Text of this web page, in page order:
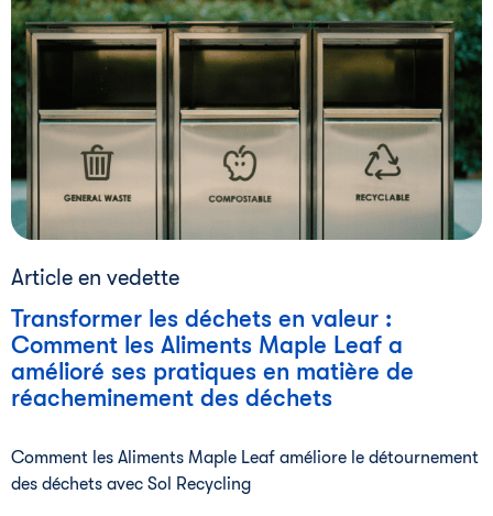
Article en vedette
Transformer les déchets en valeur :
Comment les Aliments Maple Leaf a
amélioré ses pratiques en matière de
réacheminement des déchets
Comment les Aliments Maple Leaf améliore le détournement
des déchets avec Sol Recycling